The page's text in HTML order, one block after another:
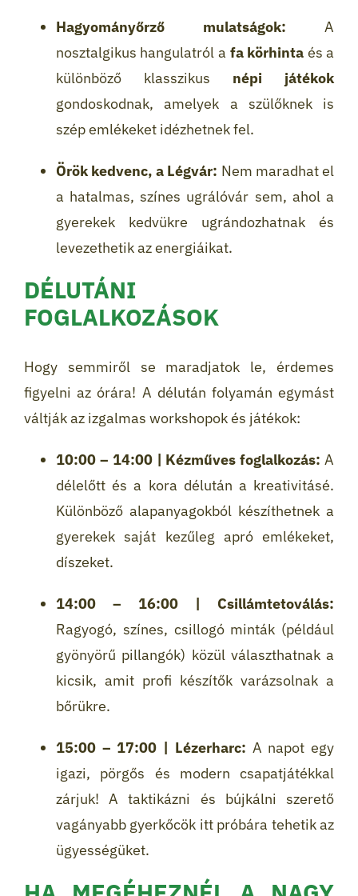
Hagyományőrző mulatságok: A
nosztalgikus hangulatról a fa körhinta és a
különböző klasszikus népi játékok
gondoskodnak, amelyek a szülőknek is
szép emlékeket idézhetnek fel.
Örök kedvenc, a Légvár: Nem maradhat el
a hatalmas, színes ugrálóvár sem, ahol a
gyerekek kedvükre ugrándozhatnak és
levezethetik az energiáikat.
DÉLUTÁNI
FOGLALKOZÁSOK
Hogy semmiről se maradjatok le, érdemes
figyelni az órára! A délután folyamán egymást
váltják az izgalmas workshopok és játékok:
10:00 – 14:00 | Kézműves foglalkozás: A
délelőtt és a kora délután a kreativitásé.
Különböző alapanyagokból készíthetnek a
gyerekek saját kezűleg apró emlékeket,
díszeket.
14:00 – 16:00 | Csillámtetoválás:
Ragyogó, színes, csillogó minták (például
gyönyörű pillangók) közül választhatnak a
kicsik, amit profi készítők varázsolnak a
bőrükre.
15:00 – 17:00 | Lézerharc: A napot egy
igazi, pörgős és modern csapatjátékkal
zárjuk! A taktikázni és bújkálni szerető
vagányabb gyerkőcök itt próbára tehetik az
ügyességüket.